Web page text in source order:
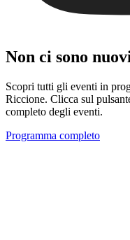
Non ci sono
Scopri tutti gli eventi in
Riccione. Clicca sul
completo degli eventi.
Programma completo